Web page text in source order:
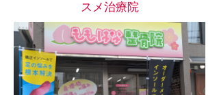
スメ治療院